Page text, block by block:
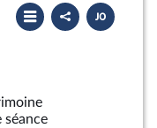
Partager
le
compte
Télécharger
le
PDF
séance